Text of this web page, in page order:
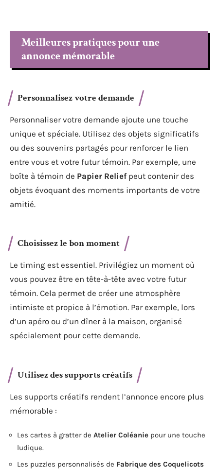
Meilleures pratiques pour une
annonce mémorable
Personnalisez votre demande
Personnaliser votre demande ajoute une touche
unique et spéciale. Utilisez des objets significatifs
ou des souvenirs partagés pour renforcer le lien
entre vous et votre futur témoin. Par exemple, une
boîte à témoin de Papier Reliefpeut contenir des
objets évoquant des moments importants de votre
amitié.
Choisissez le bon moment
Le timing est essentiel. Privilégiez un moment où
vous pouvez être en tête-à-tête avec votre futur
témoin. Cela permet de créer une atmosphère
intimiste et propice à l’émotion. Par exemple, lors
d’un apéro ou d’un dîner à la maison, organisé
spécialement pour cette demande.
Utilisez des supports créatifs
Les supports créatifs rendent l’annonce encore plus
mémorable :
Les cartes à gratter de Atelier Coléanie pour une touche
ludique.
Les puzzles personnalisés de Fabrique des Coquelicots